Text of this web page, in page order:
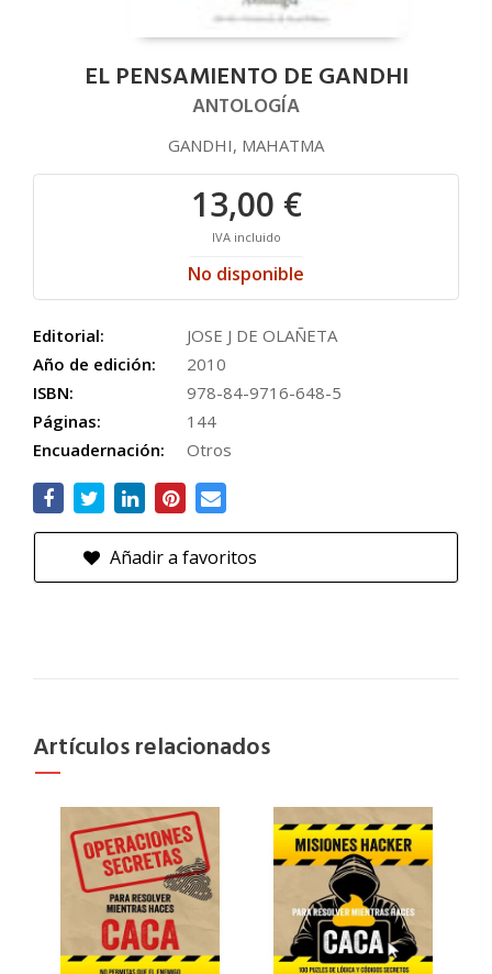
EL PENSAMIENTO DE GANDHI
ANTOLOGÍA
GANDHI, MAHATMA
13,00 €
IVA incluido
No disponible
Editorial:
JOSE J DE OLAÑETA
Año de edición:
2010
ISBN:
978-84-9716-648-5
Páginas:
144
Encuadernación:
Otros
Añadir a favoritos
Artículos relacionados